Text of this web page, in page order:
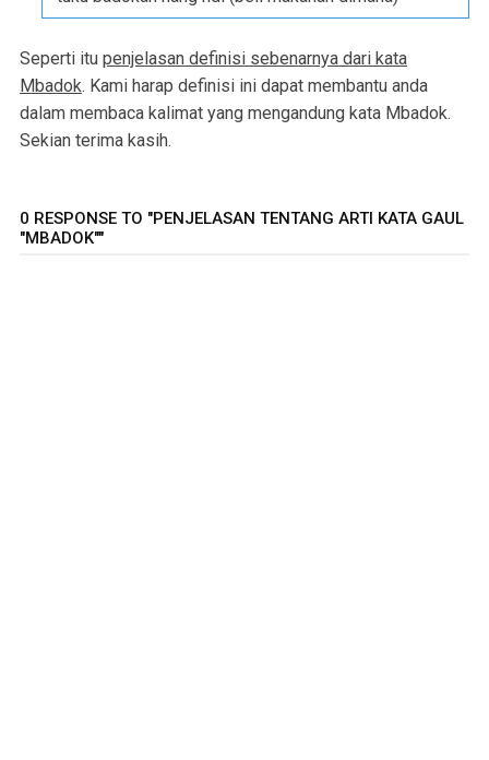
Seperti itu penjelasan definisi sebenarnya dari kata
Mbadok. Kami harap definisi ini dapat membantu anda
dalam membaca kalimat yang mengandung kata Mbadok.
Sekian terima kasih.
0 RESPONSE TO "PENJELASAN TENTANG ARTI KATA GAUL
"MBADOK""